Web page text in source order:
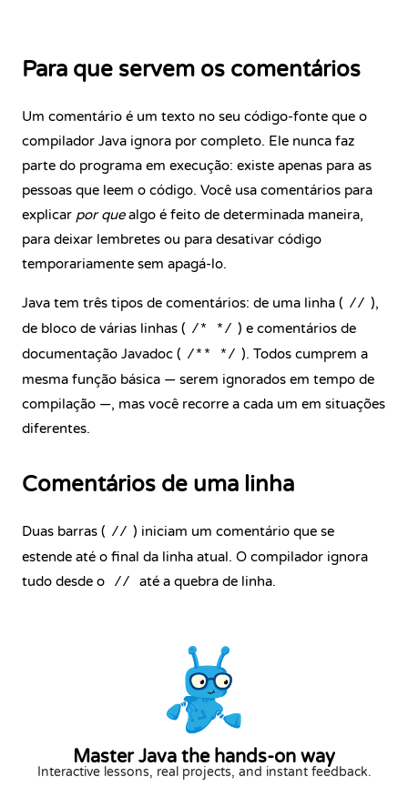
Para que servem os comentários
Um comentário é um texto no seu código-fonte que o
compilador Java ignora por completo. Ele nunca faz
parte do programa em execução: existe apenas para as
pessoas que leem o código. Você usa comentários para
explicar por quealgo é feito de determinada maneira,
para deixar lembretes ou para desativar código
temporariamente sem apagá-lo.
Java tem três tipos de comentários: de uma linha ( // ),
de bloco de várias linhas ( /* */ ) e comentários de
documentação Javadoc ( /** */ ). Todos cumprem a
mesma função básica — serem ignorados em tempo de
compilação —, mas você recorre a cada um em situações
diferentes.
Comentários de uma linha
Duas barras ( // ) iniciam um comentário que se
estende até o final da linha atual. O compilador ignora
tudo desde o
// até a quebra de linha.
Master Java the hands-on way
Interactive lessons, real projects, and instant feedback.